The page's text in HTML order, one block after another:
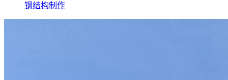
钢结构制作